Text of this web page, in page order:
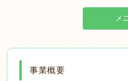
メ
事業概要